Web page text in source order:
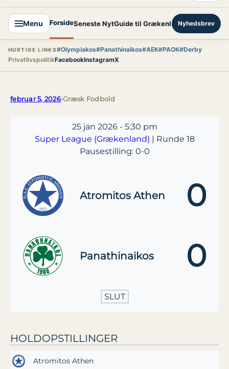
Menu ForsideSeneste NytGuide til GrækenlandSuper League
Nyhedsbrev
HURTIGE LINKS#Olympiakos#Panathinaikos#AEK#PAOK#Derby
PrivatlivspolitikFacebookInstagramX
februar 5, 2026•Græsk Fodbold
25 jan 2026 - 5:30 pm
Super League (Grækenland) | Runde 18
Pausestilling: 0-0
Atromitos Athen 0
Panathinaikos 0
SLUT
HOLDOPSTILLINGER
Atromitos Athen